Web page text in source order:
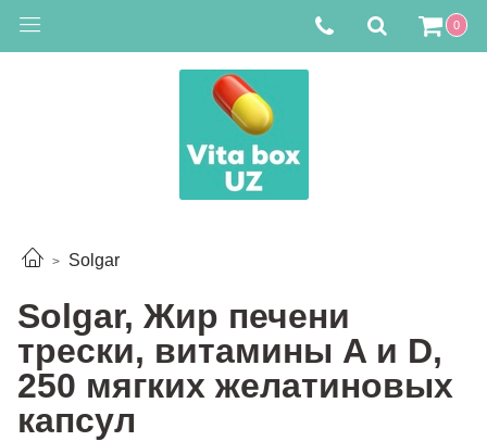
0
Solgar
Solgar, Жир печени
трески, витамины A и D,
250 мягких желатиновых
капсул